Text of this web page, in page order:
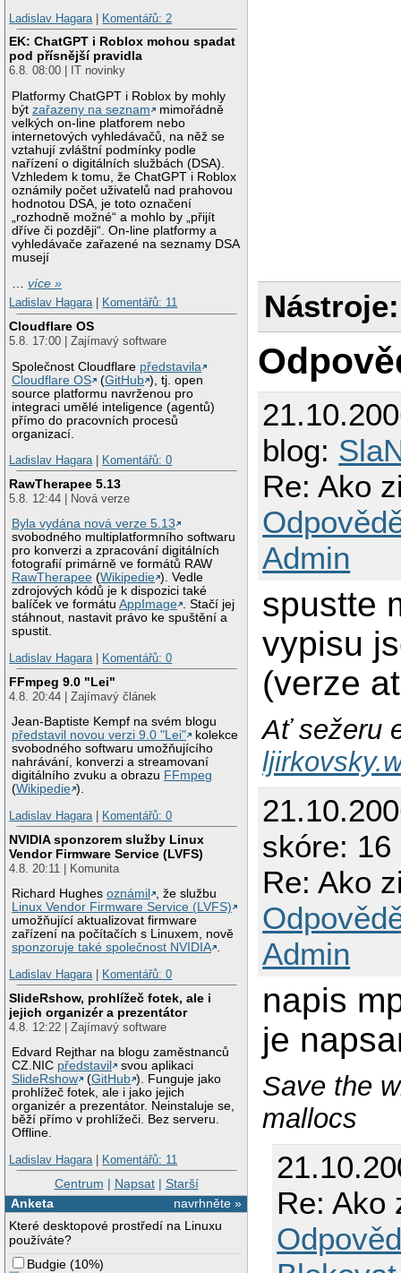
Ladislav Hagara
Komentářů: 2
EK: ChatGPT i Roblox mohou spadat
pod přísnější pravidla
6.8. 08:00 | IT novinky
Platformy ChatGPT i Roblox by mohly
býtzařazeny na seznam
mimořádně
velkých on-line platforem nebo
internetových vyhledávačů, na něž se
vztahují zvláštní podmínky podle
nařízení o digitálních službách (DSA).
Vzhledem k tomu, že ChatGPT i Roblox
oznámily počet uživatelů nad prahovou
hodnotou DSA, je toto označení
„rozhodně možné“ a mohlo by „přijít
dříve či později“. On-line platformy a
vyhledávače zařazené na seznamy DSA
musejí
…více »
Ladislav Hagara| Komentářů: 11
Cloudflare OS
5.8. 17:00 | Zajímavý software
Společnost Cloudflare představila
Cloudflare OS
(GitHub ), tj. open
source platformu navrženou pro
integraci umělé inteligence (agentů)
přímo do pracovních procesů
organizací.
Ladislav Hagara| Komentářů: 0
RawTherapee 5.13
5.8. 12:44 | Nová verze
Byla vydána nová verze 5.13
svobodného multiplatformního softwaru
pro konverzi a zpracování digitálních
fotografií primárně ve formátů RAW
RawTherapee (Wikipedie ). Vedle
zdrojových kódů je k dispozici také
balíček ve formátuAppImage . Stačí jej
stáhnout, nastavit právo ke spuštění a
spustit.
Ladislav Hagara| Komentářů: 0
FFmpeg 9.0 "Lei"
4.8. 20:44 | Zajímavý článek
Jean-Baptiste Kempf na svém blogu
představil novou verzi 9.0 "Lei"
kolekce
svobodného softwaru umožňujícího
nahrávání, konverzi a streamovaní
digitálního zvuku a obrazu FFmpeg
(Wikipedie ).
Ladislav Hagara| Komentářů: 0
NVIDIA sponzorem služby Linux
Vendor Firmware Service (LVFS)
4.8. 20:11 | Komunita
Richard Hughesoznámil
, že službu
Linux Vendor Firmware Service (LVFS)
umožňující aktualizovat firmware
zařízení na počítačích s Linuxem, nově
sponzoruje také společnost NVIDIA .
Ladislav Hagara| Komentářů: 0
SlideRshow, prohlížeč fotek, ale i
jejich organizér a prezentátor
4.8. 12:22 | Zajímavý software
Edvard Rejthar na blogu zaměstnanců
CZ.NIC představil
svou aplikaci
SlideRshow
(GitHub ). Funguje jako
prohlížeč fotek, ale i jako jejich
organizér a prezentátor. Neinstaluje se,
běží přímo v prohlížeči. Bez serveru.
Offline.
Ladislav Hagara| Komentářů: 11
Centrum | Napsat| Starší
navrhněte »
Anketa
Které desktopové prostředí na Linuxu
používáte?
Budgie (10%)
Nástroje:
blog:
Re: Ako
Admin
spustte
vypisu
(verze
Ať sežeru
skóre: 16
Re: Ako
Admin
napis
je
Save the
mallocs
Re: Ako